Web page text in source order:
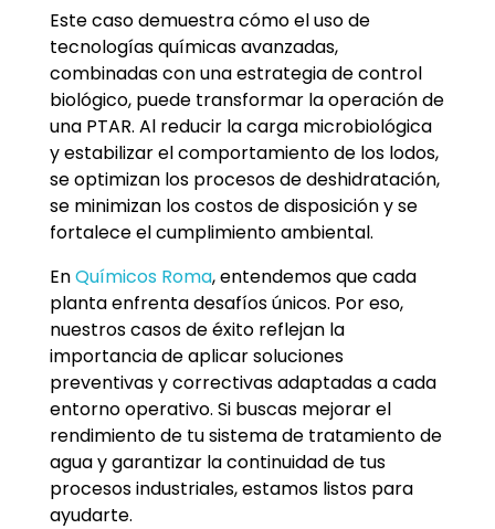
Este caso demuestra cómo el uso de
tecnologías químicas avanzadas,
combinadas con una estrategia de control
biológico, puede transformar la operación de
una PTAR. Al reducir la carga microbiológica
y estabilizar el comportamiento de los lodos,
se optimizan los procesos de deshidratación,
se minimizan los costos de disposición y se
fortalece el cumplimiento ambiental.
EnQuímicos Roma, entendemos que cada
planta enfrenta desafíos únicos. Por eso,
nuestros casos de éxito reflejan la
importancia de aplicar soluciones
preventivas y correctivas adaptadas a cada
entorno operativo. Si buscas mejorar el
rendimiento de tu sistema de tratamiento de
agua y garantizar la continuidad de tus
procesos industriales, estamos listos para
ayudarte.